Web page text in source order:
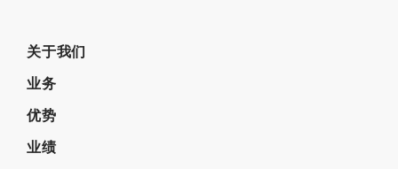
关于我们
业务
优势
业绩